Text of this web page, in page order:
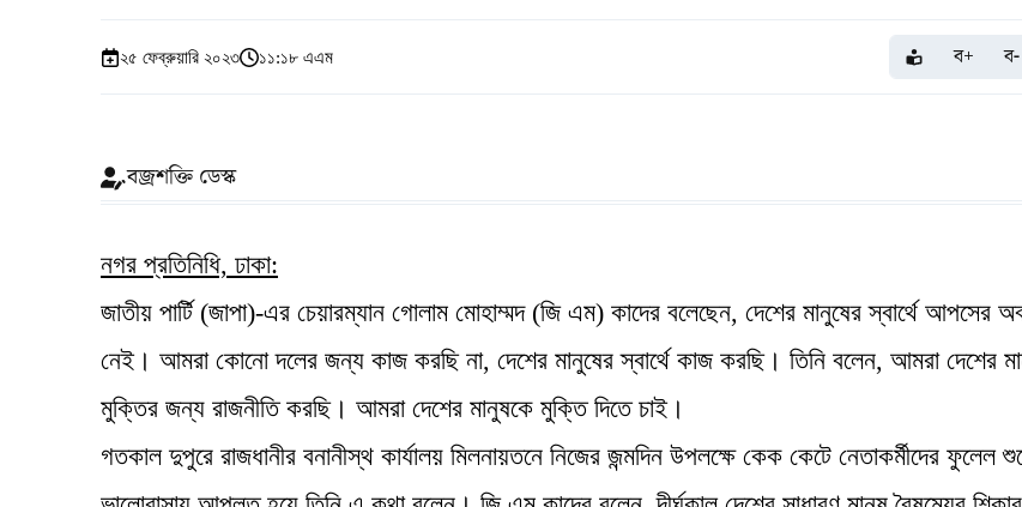
২৫ ফেব্রুয়ারি ২০২৩ ১১:১৮ এএম ব+ ব-
বজ্রশক্তি ডেস্ক
নগর প্রতিনিধি, ঢাকা:
জাতীয় পার্টি (জাপা)-এর চেয়ারম্যান গোলাম মোহাম্মদ (জি এম) কাদের বলেছেন, দেশের মানুষের স্বার্থে আপসের
নেই। আমরা কোনো দলের জন্য কাজ করছি না, দেশের মানুষের স্বার্থে কাজ করছি। তিনি বলেন, আমরা দেশের
মুক্তির জন্য রাজনীতি করছি। আমরা দেশের মানুষকে মুক্তি দিতে চাই।
গতকাল দুপুরে রাজধানীর বনানীস্থ কার্যালয় মিলনায়তনে নিজের জন্মদিন উপলক্ষে কেক কেটে নেতাকর্মীদের ফুলেল